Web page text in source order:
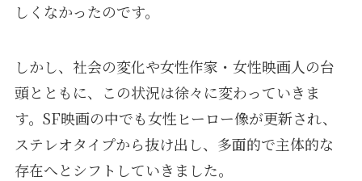
しくなかったのです。
しかし、社会の変化や女性作家・女性映画人の台
頭とともに、この状況は徐々に変わっていきま
す。SF映画の中でも女性ヒーロー像が更新され、
ステレオタイプから抜け出し、多面的で主体的な
存在へとシフトしていきました。